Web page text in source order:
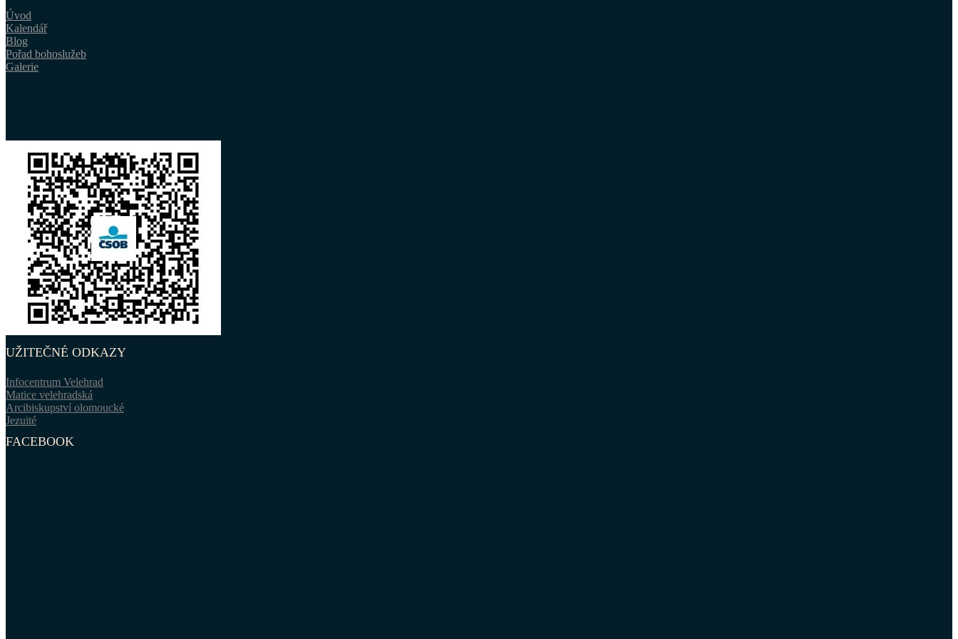
Úvod
Kalendář
Blog
Pořad bohoslužeb
Galerie
UŽITEČNÉ ODKAZY
Infocentrum Velehrad
Matice velehradská
Arcibiskupství olomoucké
Jezuité
FACEBOOK